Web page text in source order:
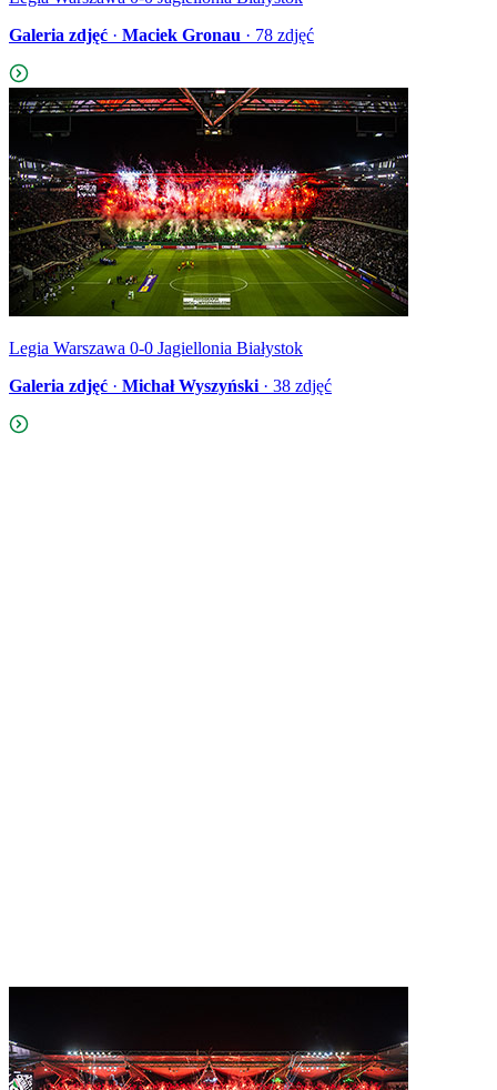
Galeria zdjęć · Maciek Gronau · 78 zdjęć
Legia Warszawa 0-0 Jagiellonia Białystok
Galeria zdjęć · Michał Wyszyński · 38 zdjęć